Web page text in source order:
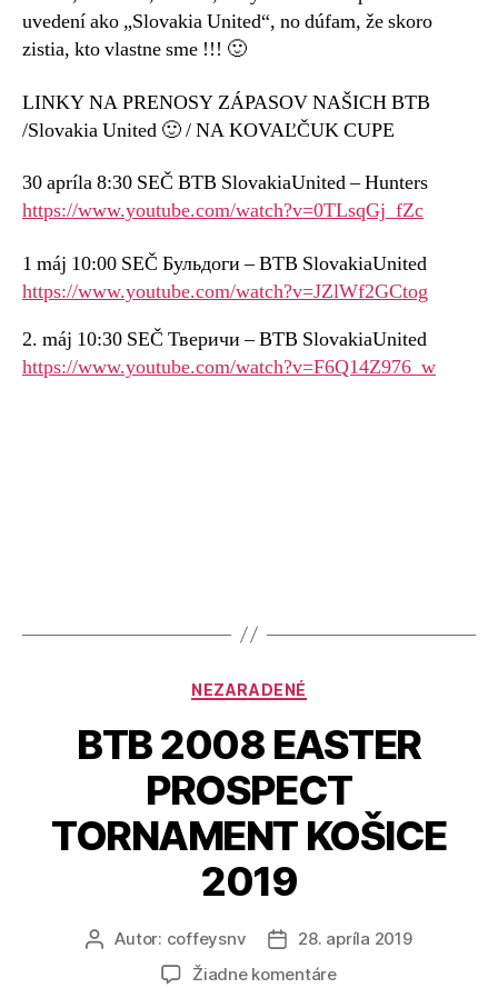
uvedení ako „Slovakia United“, no dúfam, že skoro
zistia, kto vlastne sme !!! 🙂
LINKY NA PRENOSY ZÁPASOV NAŠICH BTB
/Slovakia United 🙂/ NA KOVAĽČUK CUPE
30 apríla 8:30 SEČ BTB SlovakiaUnited – Hunters
https://www.youtube.com/watch?v=0TLsqGj_fZc
1 máj 10:00 SEČ Бульдоги – BTB SlovakiaUnited
https://www.youtube.com/watch?v=JZlWf2GCtog
2. máj 10:30 SEČ Тверичи – BTB SlovakiaUnited
https://www.youtube.com/watch?v=F6Q14Z976_w
NEZARADENÉ
BTB 2008 EASTER
PROSPECT
TORNAMENT KOŠICE
2019
Autor: coffeysnv
28. apríla 2019
Žiadne komentáre